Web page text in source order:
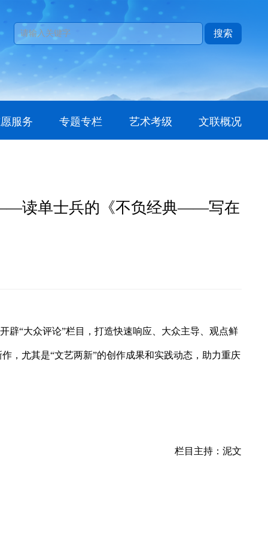
搜索
服务 专题专栏 艺术考级 文联概况
——读单士兵的《不负经典——写在
辟“大众评论”栏目，打造快速响应、大众主导、观点鲜
，尤其是“文艺两新”的创作成果和实践动态，助力重庆
栏目主持：泥文